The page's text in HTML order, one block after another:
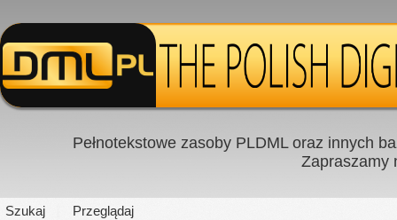
Pełnotekstowe zasoby PLDML oraz innych
Zapraszamy
Szukaj Przeglądaj